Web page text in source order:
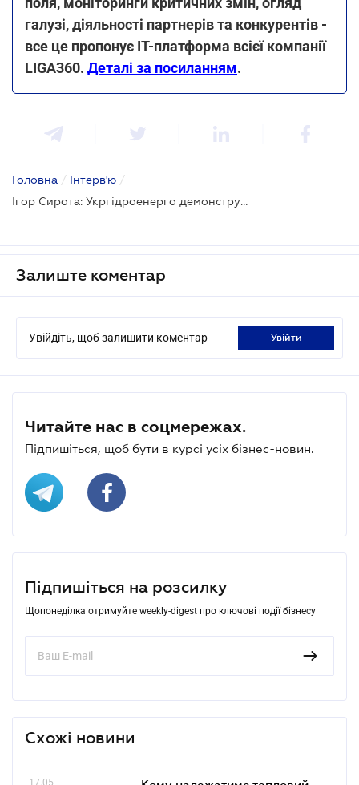
галузі, діяльності партнерів та конкурентів -
все це пропонує IT-платформа всієї компанії
LIGA360. Деталі за посиланням.
Головна / Інтерв'ю /
Ігор Сирота: Укргідроенерго демонструє динамічний і сталий розвиток і є стабільно прибутковою компанією
Залиште коментар
Увійдіть, щоб залишити коментар увійти
Читайте нас в соцмережах.
Підпишіться, щоб бути в курсі усіх бізнес-новин.
Підпишіться на розсилку
Щопонеділка отримуйте weekly-digest про ключові події бізнесу
Схожі новини
17.05